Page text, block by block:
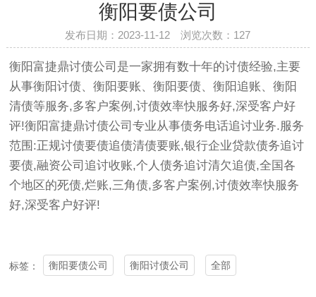
衡阳要债公司
发布日期：2023-11-12 浏览次数： 127
衡阳富捷鼎讨债公司 是一家拥有数十年的讨债经验,主要
从事衡阳讨债、衡阳要账、衡阳要债、衡阳追账、衡阳
清债等服务,多客户案例,讨债效率快服务好,深受客户好
评!衡阳富捷鼎讨债公司专业从事债务电话追讨业务.服务
范围:正规讨债要债追债清债要账,银行企业贷款债务追讨
要债,融资公司追讨收账,个人债务追讨清欠追债,全国各
个地区的死债,烂账,三角债,多客户案例,讨债效率快服务
好,深受客户好评!
标签： 衡阳要债公司 衡阳讨债公司 全部